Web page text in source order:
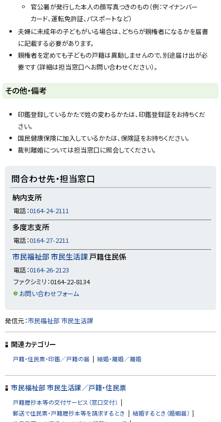
官公署が発行した本人の顔写真つきのもの（例：マイナンバー
カード、運転免許証、パスポートなど）
夫婦に未成年の子どもがいる場合は、どちらが親権者になるかを届書
に記載する必要があります。
親権者を定めても子どもの戸籍は異動しませんので、別途届け出が必
要です（詳細は担当窓口へお問い合わせください）。
ト
ッ
プ
戻
る
その他・備考
印鑑登録しているかたで姓の変わるかたは、印鑑登録証をお持ちくだ
さい。
国民健康保険に加入しているかたは、保険証をお持ちください。
裁判離婚については担当窓口に照会してください。
戻
問合わせ先・担当窓口
納内支所
電話：0164-24-2111
多度志支所
電話：0164-27-2211
市民福祉部 市民生活課戸籍住民係
電話：0164-26-2123
ファクシミリ：0164-22-8134
お問い合わせフォーム
ト
ッ
プ
る
発信元：市民福祉部 市民生活課
関連カテゴリー
戸籍・住民票・印鑑／戸籍の届 結婚・離婚／離婚
市民福祉部 市民生活課／戸籍・住民票
戸籍謄抄本等の交付サービス（窓口交付）
郵送で住民票・戸籍謄抄本等を請求するとき
結婚するとき（婚姻届）